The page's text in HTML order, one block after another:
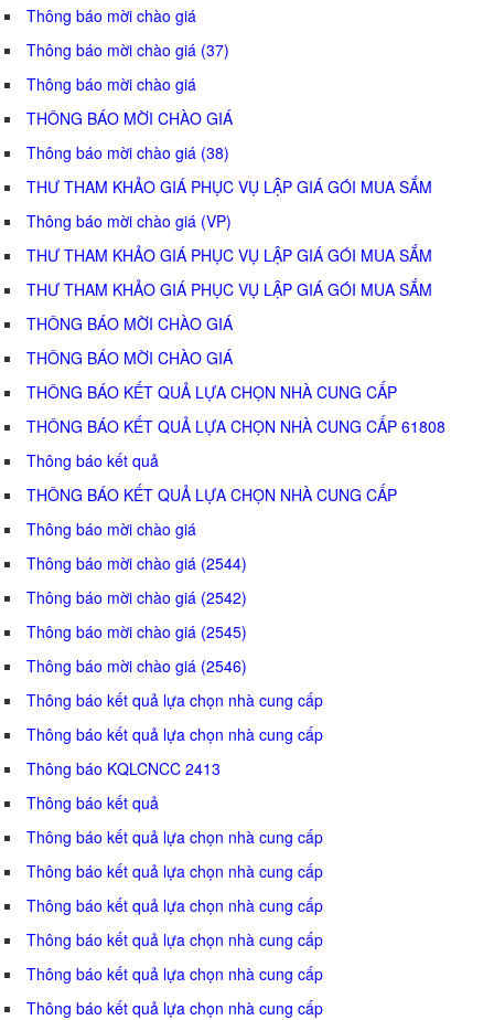
Thông báo mời chào giá
Thông báo mời chào giá (37)
Thông báo mời chào giá
THÔNG BÁO MỜI CHÀO GIÁ
Thông báo mời chào giá (38)
THƯ THAM KHẢO GIÁ PHỤC VỤ LẬP GIÁ GÓI MUA SẮM
Thông báo mời chào giá (VP)
THƯ THAM KHẢO GIÁ PHỤC VỤ LẬP GIÁ GÓI MUA SẮM
THƯ THAM KHẢO GIÁ PHỤC VỤ LẬP GIÁ GÓI MUA SẮM
THÔNG BÁO MỜI CHÀO GIÁ
THÔNG BÁO MỜI CHÀO GIÁ
THÔNG BÁO KẾT QUẢ LỰA CHỌN NHÀ CUNG CẤP
THÔNG BÁO KẾT QUẢ LỰA CHỌN NHÀ CUNG CẤP 61808
Thông báo kết quả
THÔNG BÁO KẾT QUẢ LỰA CHỌN NHÀ CUNG CẤP
Thông báo mời chào giá
Thông báo mời chào giá (2544)
Thông báo mời chào giá (2542)
Thông báo mời chào giá (2545)
Thông báo mời chào giá (2546)
Thông báo kết quả lựa chọn nhà cung cấp
Thông báo kết quả lựa chọn nhà cung cấp
Thông báo KQLCNCC 2413
Thông báo kết quả
Thông báo kết quả lựa chọn nhà cung cấp
Thông báo kết quả lựa chọn nhà cung cấp
Thông báo kết quả lựa chọn nhà cung cấp
Thông báo kết quả lựa chọn nhà cung cấp
Thông báo kết quả lựa chọn nhà cung cấp
Thông báo kết quả lựa chọn nhà cung cấp